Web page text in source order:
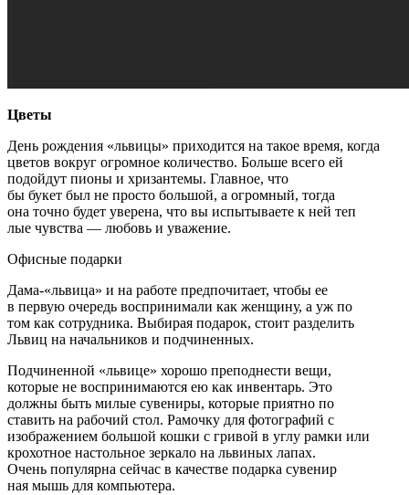
Цветы
День рождения «львицы» приходится на такое вре­мя, когда
цветов вокруг огромное количество. Больше всего ей
подойдут пионы и хризантемы. Главное, что­
бы букет был не просто большой, а огромный, тогда
она точно будет уверена, что вы испытываете к ней теп­
лые чувства — любовь и уважение.
Офисные подарки
Дама-«львица» и на работе предпочитает, чтобы ее
в первую очередь воспринимали как женщину, а уж по­
том как сотрудника. Выбирая подарок, стоит разделить
Львиц на начальников и подчиненных.
Подчиненной «львице» хорошо преподнести вещи,
которые не воспринимаются ею как инвентарь. Это
должны быть милые сувениры, которые приятно по­
ставить на рабочий стол. Рамочку для фотографий с
изображением большой кошки с гривой в углу рамки или
крохотное настольное зеркало на львиных лапах.
Очень популярна сейчас в качестве подарка сувенир­
ная мышь для компьютера.